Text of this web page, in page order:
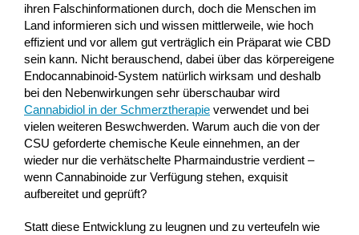
ihren Falschinformationen durch, doch die Menschen im
Land informieren sich und wissen mittlerweile, wie hoch
effizient und vor allem gut verträglich ein Präparat wie CBD
sein kann. Nicht berauschend, dabei über das körpereigene
Endocannabinoid-System natürlich wirksam und deshalb
bei den Nebenwirkungen sehr überschaubar wird
Cannabidiol in der Schmerztherapie verwendet und bei
vielen weiteren Beswchwerden. Warum auch die von der
CSU geforderte chemische Keule einnehmen, an der
wieder nur die verhätschelte Pharmaindustrie verdient –
wenn Cannabinoide zur Verfügung stehen, exquisit
aufbereitet und geprüft?
Statt diese Entwicklung zu leugnen und zu verteufeln wie